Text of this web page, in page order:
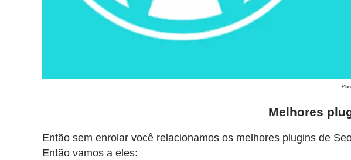
Melhores
Então sem enrolar você relacionamos os melhores plugins de
Então vamos a eles: